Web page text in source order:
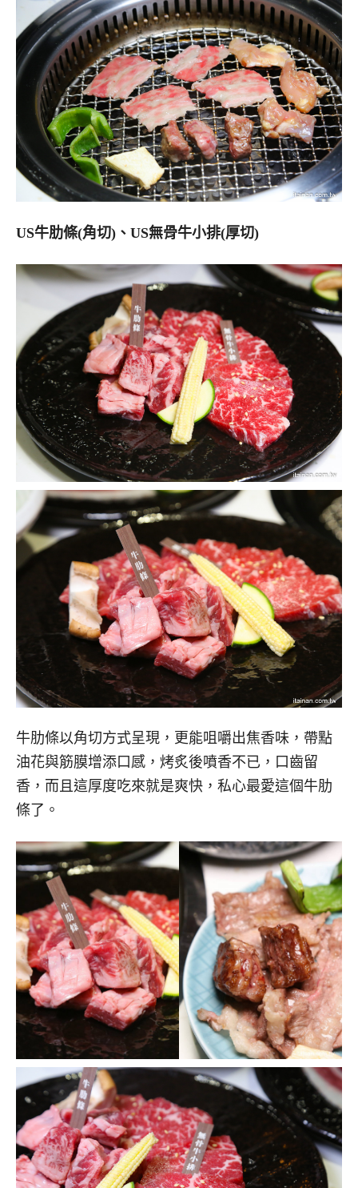
US牛肋條(角切)、US無骨牛小排(厚切)
牛肋條以角切方式呈現，更能咀嚼出焦香味，帶點
油花與筋膜增添口感，烤炙後噴香不已，口齒留
香，而且這厚度吃來就是爽快，私心最愛這個牛肋
條了。